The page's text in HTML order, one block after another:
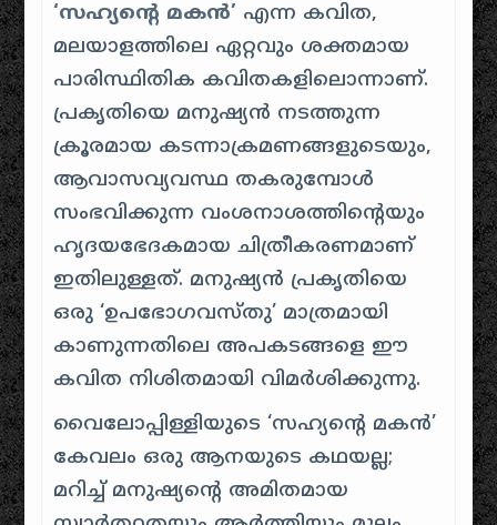
‘സഹ്യന്റെ മകൻ’ എന്ന കവിത,
മലയാളത്തിലെ ഏറ്റവും ശക്തമായ
പാരിസ്ഥിതിക കവിതകളിലൊന്നാണ്.
പ്രകൃതിയെ മനുഷ്യൻ നടത്തുന്ന
ക്രൂരമായ കടന്നാക്രമണങ്ങളുടെയും,
ആവാസവ്യവസ്ഥ തകരുമ്പോൾ
സംഭവിക്കുന്ന വംശനാശത്തിന്റെയും
ഹൃദയഭേദകമായ ചിത്രീകരണമാണ്
ഇതിലുള്ളത്. മനുഷ്യൻ പ്രകൃതിയെ
ഒരു ‘ഉപഭോഗവസ്തു’ മാത്രമായി
കാണുന്നതിലെ അപകടങ്ങളെ ഈ
കവിത നിശിതമായി വിമർശിക്കുന്നു.
വൈലോപ്പിള്ളിയുടെ ‘സഹ്യന്റെ മകൻ’
കേവലം ഒരു ആനയുടെ കഥയല്ല;
മറിച്ച് മനുഷ്യന്റെ അമിതമായ